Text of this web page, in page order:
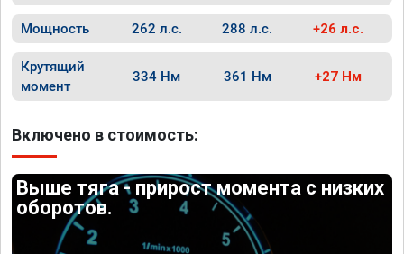
Мощность 262 л.с. 288 л.с. +26 л.с.
Крутящий
момент
334 Нм 361 Нм +27 Нм
Включено в стоимость:
Выше тяга - прирост момента с низких
оборотов.